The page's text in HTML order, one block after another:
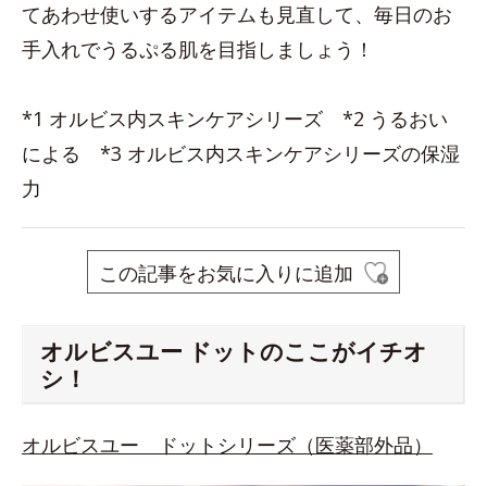
てあわせ使いするアイテムも見直して、毎日のお
手入れでうるぷる肌を目指しましょう！
*1 オルビス内スキンケアシリーズ *2 うるおい
による *3 オルビス内スキンケアシリーズの保湿
力
この記事をお気に入りに追加
オルビスユー ドットのここがイチオ
シ！
オルビスユー ドットシリーズ（医薬部外品）